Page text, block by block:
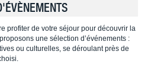
profiter de votre séjour pour découvrir la
une sélection d’événements :
ou culturelles, se déroulant près de